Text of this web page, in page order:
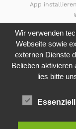
App installieren
Wir verwenden
Webseite sowie
externen Dienste
Belieben aktivieren
lies bitte
Essenziell